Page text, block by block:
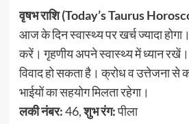
वृषभ राशि (Today’s Taurus
आज के दिन स्वास्थ्य पर खर्च ज्यादा
करें। गृहणीय अपने स्वास्थ्य में ध्यान रखें।
विवाद हो सकता है। क्रोध व उत्तेजना से
भाईयों का सहयोग मिलता रहेगा।
लकी नंबर:46,शुभ रंग:पीला